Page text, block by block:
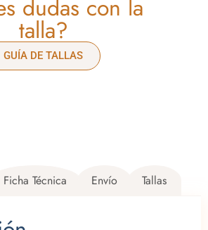
dudas con la
talla?
GUÍA DE TALLAS
Ficha Técnica Envío Tallas